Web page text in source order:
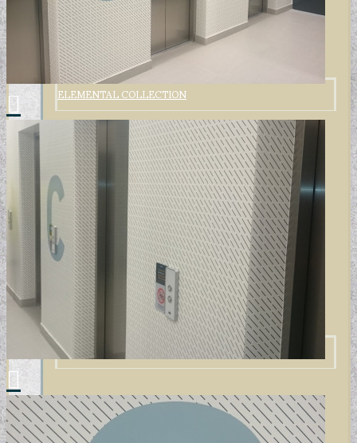
ELEMENTAL COLLECTION
GYERMEKTAPÉTÁK